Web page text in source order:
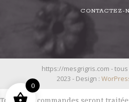
CONTACTEZ-
https://mesgrigris.com -
2023 - Design :
0